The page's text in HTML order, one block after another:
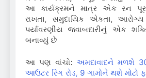
આ કાર્યક્રમને માત્ર એક રન
રાખતા, સમુદાયિક એકતા,
પર્યાવરણીય જવાબદારીનું એક
બનાવ્યું છે
આ પણ વાંચો: અમદાવાદને મળશે
આઉટર રિંગ રોડ, 9 ગામોને થશે મોટો